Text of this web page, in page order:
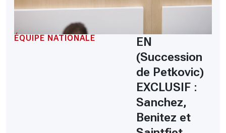
ÉQUIPE NATIONALE
EN
(Succession
de Petkovic)
EXCLUSIF :
Sanchez,
Benitez et